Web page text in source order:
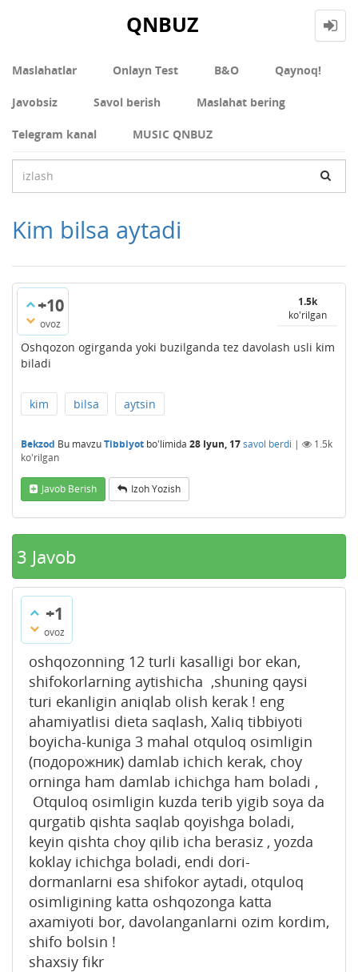
QNBUZ
Maslahatlar Onlayn Test В&О Qaynoq!
Javobsiz Savol berish Maslahat bering
Telegram kanal MUSIC QNBUZ
Kim bilsa aytadi
+10
ovoz
1.5k
ko'rilgan
Oshqozon ogirganda yoki buzilganda tez davolash usli kim
biladi
kim bilsa aytsin
Bekzod Bu mavzuTibbiyot bo'limida 28 Iyun, 17savol berdi |
1.5k
ko'rilgan
Javob Berish Izoh Yozish
3 Javob
+1
ovoz
oshqozonning 12 turli kasalligi bor ekan,
shifokorlarning aytishicha ,shuning qaysi
turi ekanligin aniqlab olish kerak ! eng
ahamiyatlisi dieta saqlash, Xaliq tibbiyoti
boyicha-kuniga 3 mahal otquloq osimligin
(подорожник) damlab ichich kerak, choy
orninga ham damlab ichichga ham boladi ,
Otquloq osimligin kuzda terib yigib soya da
qurgatib qishta saqlab qoyishga boladi,
keyin qishta choy qilib icha berasiz , yozda
koklay ichichga boladi, endi dori-
dormanlarni esa shifokor aytadi, otquloq
osimligining katta oshqozonga katta
axamiyoti bor, davolanganlarni ozim kordim,
shifo bolsin !
shaxsiy fikr